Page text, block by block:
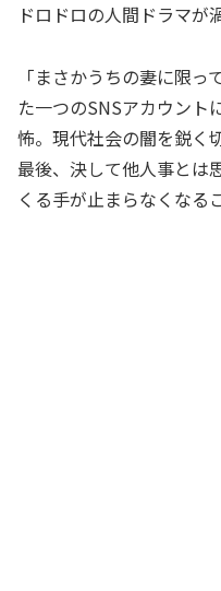
ドロドロの人間ドラマが
「まさかうちの妻に限
た一つのSNSアカウント
怖。現代社会の闇を鋭く
最後、決して他人事とは
くる手が止まらなくなる